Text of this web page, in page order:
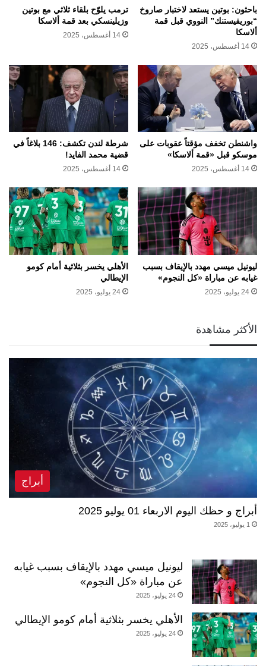
باحثون: بوتين يستعد لاختبار صاروخ
“بوريفيستنك” النووي قبل قمة
ألاسكا
14 أغسطس، 2025
ترمب يلوّح بلقاء ثلاثي مع بوتين
وزيلينسكي بعد قمة ألاسكا
14 أغسطس، 2025
واشنطن تخفف مؤقتاً عقوبات على
موسكو قبل «قمة ألاسكا»
14 أغسطس، 2025
شرطة لندن تكشف: 146 بلاغاً في
قضية محمد الفايد!
14 أغسطس، 2025
ليونيل ميسي مهدد بالإيقاف بسبب
غيابه عن مباراة «كل النجوم»
24 يوليو، 2025
الأهلي يخسر بثلاثية أمام كومو
الإيطالي
24 يوليو، 2025
الأكثر مشاهدة
أبراج
أبراج و حظك اليوم الاربعاء 01 يوليو 2025
1 يوليو، 2025
ليونيل ميسي مهدد بالإيقاف بسبب غيابه
عن مباراة «كل النجوم»
24 يوليو، 2025
الأهلي يخسر بثلاثية أمام كومو الإيطالي
24 يوليو، 2025